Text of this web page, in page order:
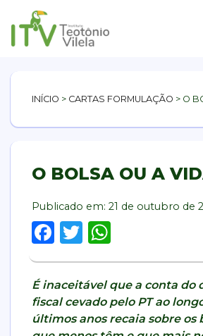
INÍCIO > CARTAS FORMULAÇÃO > O
O BOLSA OU A
Publicado em: 21 de outubro de
Facebook
Twitter
É inaceitável que a conta do
fiscal cevado pelo PT ao
últimos anos recaia sobre os